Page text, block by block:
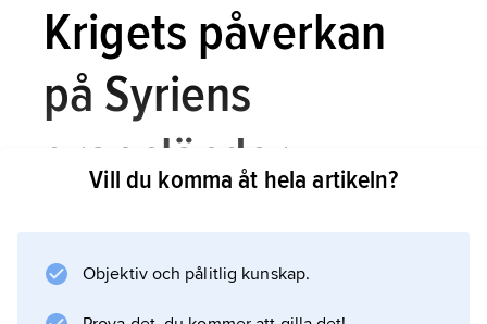
Krigets påverkan
på Syriens
grannländer
Effekterna för Syriens grannländer har varit
betydligt allvarligare än för de europeiska
Vill du komma åt hela artikeln?
Objektiv och pålitlig kunskap.